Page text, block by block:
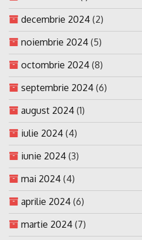
decembrie 2024 (2)
noiembrie 2024 (5)
octombrie 2024 (8)
septembrie 2024 (6)
august 2024 (1)
iulie 2024 (4)
iunie 2024 (3)
mai 2024 (4)
aprilie 2024 (6)
martie 2024 (7)